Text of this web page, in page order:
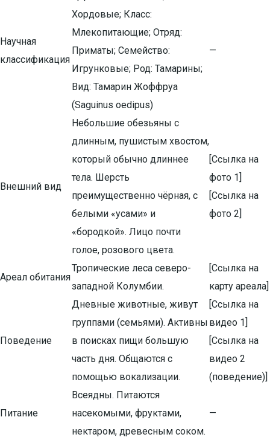
Научная
классификация
Хордовые; Класс:
Млекопитающие; Отряд:
Приматы; Семейство:
Игрунковые; Род: Тамарины;
Вид: Тамарин Жоффруа
(Saguinus oedipus)
—
Внешний вид
Небольшие обезьяны с
длинным, пушистым хвостом,
который обычно длиннее
тела. Шерсть
преимущественно чёрная, с
белыми «усами» и
«бородкой». Лицо почти
голое, розового цвета.
[Ссылка на
фото 1]
[Ссылка на
фото 2]
Ареал обитания
Тропические леса северо-
западной Колумбии.
[Ссылка на
карту ареала]
Поведение
Дневные животные, живут
группами (семьями). Активны
в поисках пищи большую
часть дня. Общаются с
помощью вокализации.
[Ссылка на
видео 1]
[Ссылка на
видео 2
(поведение)]
Питание
Всеядны. Питаются
насекомыми, фруктами,
нектаром, древесным соком.
—